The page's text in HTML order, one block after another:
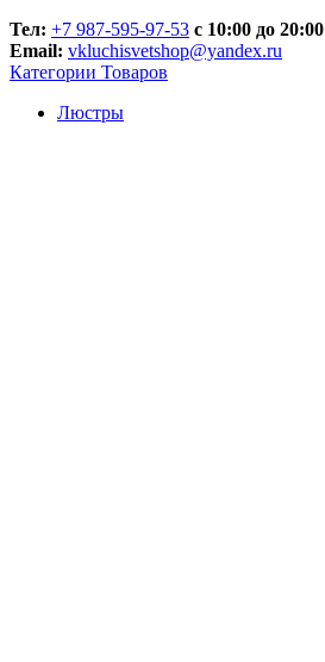
Тел: +7 987-595-97-53 с 10:00 до 20:00
Email: vkluchisvetshop@yandex.ru
Категории Товаров
Люстры